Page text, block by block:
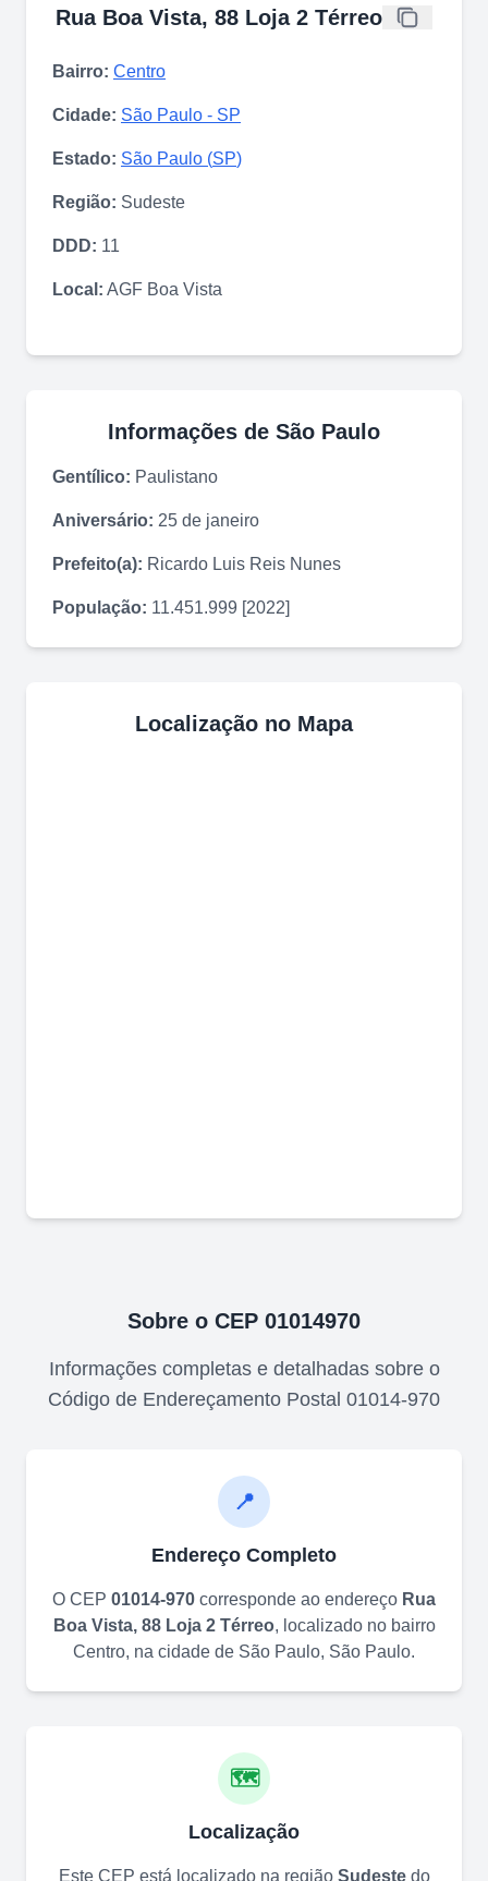
Rua Boa Vista, 88 Loja 2 Térreo
Bairro: Centro
Cidade: São Paulo - SP
Estado: São Paulo (SP)
Região: Sudeste
DDD: 11
Local: AGF Boa Vista
Informações de São Paulo
Gentílico: Paulistano
Aniversário: 25 de janeiro
Prefeito(a): Ricardo Luis Reis Nunes
População: 11.451.999 [2022]
Localização no Mapa
Sobre o CEP 01014970
Informações completas e detalhadas sobre o
Código de Endereçamento Postal 01014-970
📍
Endereço Completo
O CEP 01014-970 corresponde ao endereço Rua
Boa Vista, 88 Loja 2 Térreo, localizado no bairro
Centro, na cidade de São Paulo, São Paulo.
🗺️
Localização
Este CEP está localizado na região Sudestedo